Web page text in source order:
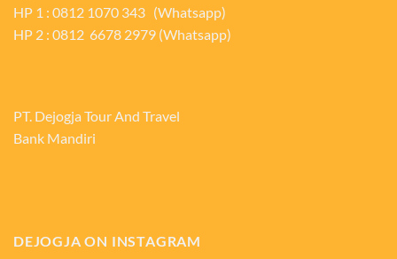
HP 1 : 0812 1070 343 (Whatsapp)
HP 2 : 0812 6678 2979 (Whatsapp)
PT. Dejogja Tour And Travel
Bank Mandiri
DEJOGJA ON INSTAGRAM